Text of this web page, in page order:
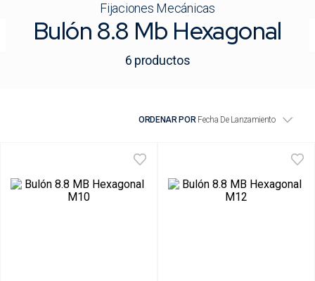
Fijaciones Mecánicas
Bulón 8.8 Mb Hexagonal
6 productos
ORDENAR POR Fecha De Lanzamiento